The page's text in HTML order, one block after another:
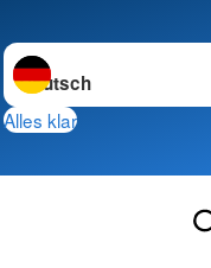
Sprache wechseln zu
Alles klar